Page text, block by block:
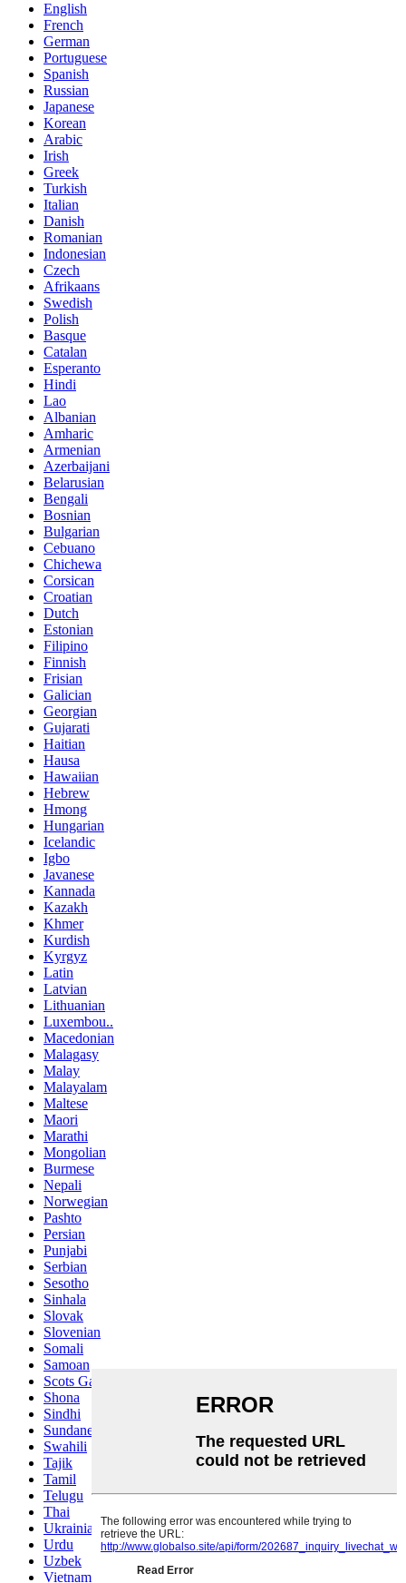
English
French
German
Portuguese
Spanish
Russian
Japanese
Korean
Arabic
Irish
Greek
Turkish
Italian
Danish
Romanian
Indonesian
Czech
Afrikaans
Swedish
Polish
Basque
Catalan
Esperanto
Hindi
Lao
Albanian
Amharic
Armenian
Azerbaijani
Belarusian
Bengali
Bosnian
Bulgarian
Cebuano
Chichewa
Corsican
Croatian
Dutch
Estonian
Filipino
Finnish
Frisian
Galician
Georgian
Gujarati
Haitian
Hausa
Hawaiian
Hebrew
Hmong
Hungarian
Icelandic
Igbo
Javanese
Kannada
Kazakh
Khmer
Kurdish
Kyrgyz
Latin
Latvian
Lithuanian
Luxembou..
Macedonian
Malagasy
Malay
Malayalam
Maltese
Maori
Marathi
Mongolian
Burmese
Nepali
Norwegian
Pashto
Persian
Punjabi
Serbian
Sesotho
Sinhala
Slovak
Slovenian
Somali
Samoan
Scots Gaelic
Shona
Sindhi
Sundanese
Swahili
Tajik
Tamil
Telugu
Thai
Ukrainian
Urdu
Uzbek
Vietnamese